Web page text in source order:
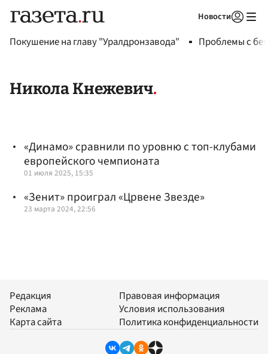
Новости
Покушение на главу "Уралдронзавода" Проблемы с
Никола Кнежевич
«Динамо» сравнили по уровню с топ-клубами
европейского чемпионата
01 июля 2025, 15:35
«Зенит» проиграл «Црвене Звезде»
23 марта 2024, 22:56
Редакция
Реклама
Карта сайта
Правовая информация
Условия использования
Политика конфиденциальности